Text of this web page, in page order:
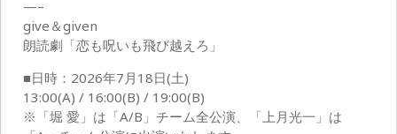
—–
give＆given
朗読劇「恋も呪いも飛び越えろ」
■日時：2026年7月18日(土)
13:00(A) / 16:00(B) / 19:00(B)
※「堀 愛」は「A/B」チーム全公演、「上月光一」は